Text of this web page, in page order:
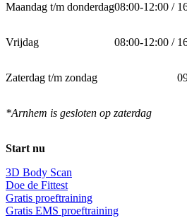
Maandag t/m donderdag08:00-12:00 /
Vrijdag 08:00-12:00 /
Zaterdag t/m zondag
*Arnhem is gesloten op zaterdag
Start nu
3D Body Scan
Doe de Fittest
Gratis proeftraining
Gratis EMS proeftraining